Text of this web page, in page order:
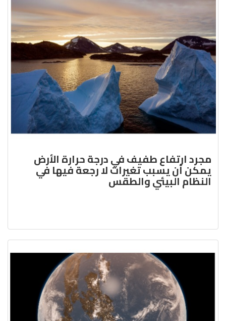
مجرد ارتفاع طفيف في درجة حرارة الأرض
يمكن أن يسبب تغيرات لا رجعة فيها في
النظام البيئي والطقس